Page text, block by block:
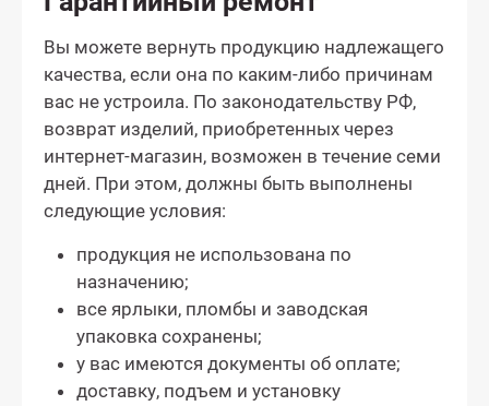
Вы можете вернуть продукцию надлежащего
качества, если она по каким-либо причинам
вас не устроила. По законодательству РФ,
возврат изделий, приобретенных через
интернет-магазин, возможен в течение семи
дней. При этом, должны быть выполнены
следующие условия:
продукция не использована по
назначению;
все ярлыки, пломбы и заводская
упаковка сохранены;
у вас имеются документы об оплате;
доставку, подъем и установку